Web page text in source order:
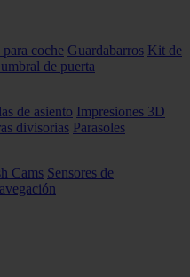
para coche Guardabarros Kit de
de puerta
de asiento Impresiones 3D
divisorias Parasoles
Cams Sensores de